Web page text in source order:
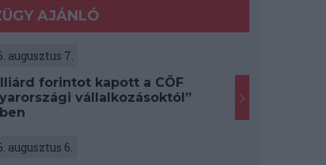
AJÁNLÓ
augusztus 7.
forintot kapott a CÖF
vállalkozásoktól”
augusztus 6.